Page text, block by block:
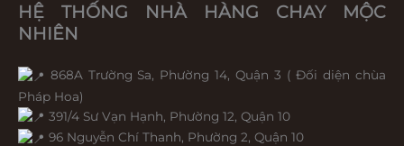
HỆ THỐNG NHÀ HÀNG CHAY MỘC
NHIÊN
868A Trường Sa, Phường 14, Quận 3 ( Đối diện chùa
Pháp Hoa)
391/4 Sư Vạn Hạnh, Phường 12, Quận 10
96 Nguyễn Chí Thanh, Phường 2, Quận 10